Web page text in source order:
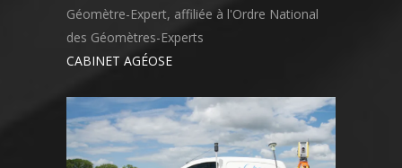
Géomètre-Expert, affiliée à l'Ordre National
des Géomètres-Experts
CABINET AGÉOSE